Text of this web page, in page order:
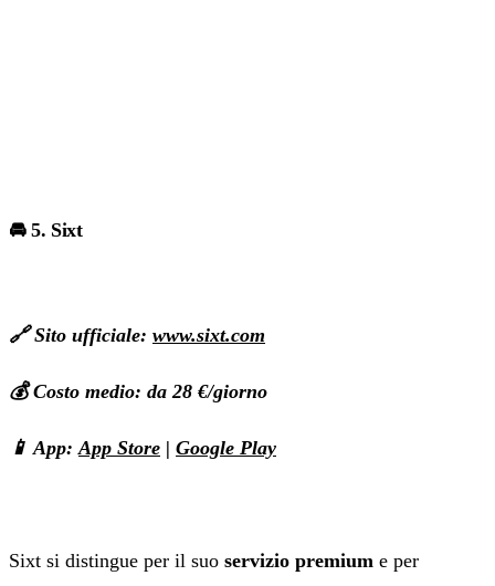
🚘 5. Sixt
🔗 Sito ufficiale: www.sixt.com
💰 Costo medio: da 28 €/giorno
📱 App: App Store | Google Play
Sixt si distingue per il suo servizio premium e per